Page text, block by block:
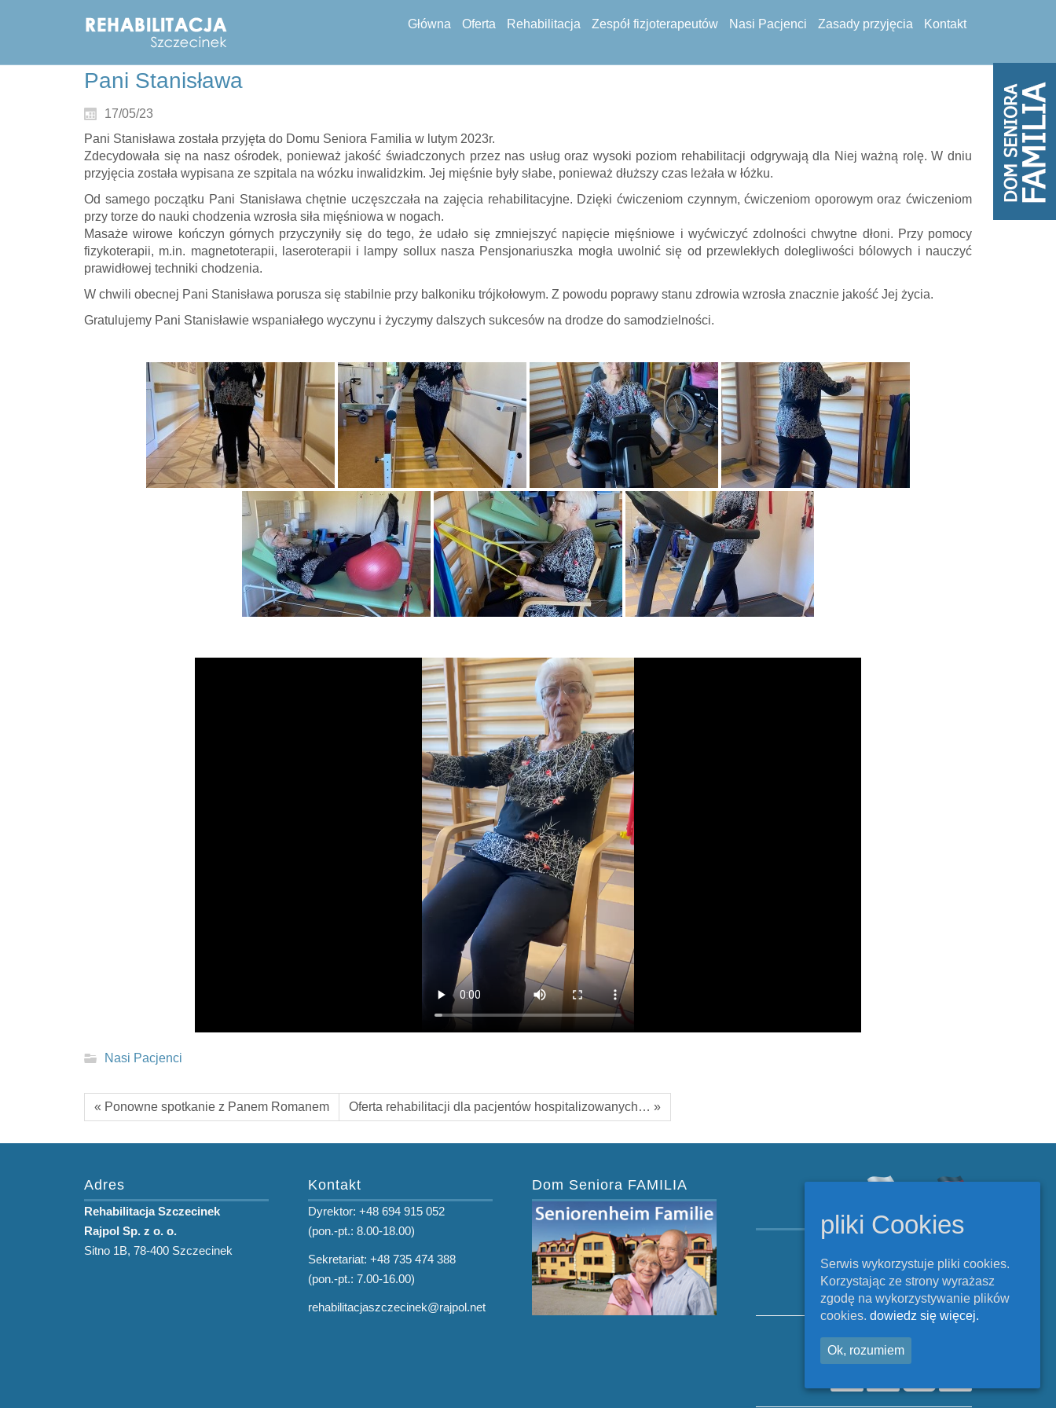
Główna Oferta Rehabilitacja Zespół fizjoterapeutów Nasi Pacjenci Zasady przyjęcia Kontakt
Pani Stanisława
17/05/23
Pani Stanisława została przyjęta do Domu Seniora Familia w lutym 2023r.
Zdecydowała się na nasz ośrodek, ponieważ jakość świadczonych przez nas usług oraz wysoki poziom rehabilitacji odgrywają dla Niej ważną rolę. W dniu
przyjęcia została wypisana ze szpitala na wózku inwalidzkim. Jej mięśnie były słabe, ponieważ dłuższy czas leżała w łóżku.
Od samego początku Pani Stanisława chętnie uczęszczała na zajęcia rehabilitacyjne. Dzięki ćwiczeniom czynnym, ćwiczeniom oporowym oraz ćwiczeniom
przy torze do nauki chodzenia wzrosła siła mięśniowa w nogach.
Masaże wirowe kończyn górnych przyczyniły się do tego, że udało się zmniejszyć napięcie mięśniowe i wyćwiczyć zdolności chwytne dłoni. Przy pomocy
fizykoterapii, m.in. magnetoterapii, laseroterapii i lampy sollux nasza Pensjonariuszka mogła uwolnić się od przewlekłych dolegliwości bólowych i nauczyć
prawidłowej techniki chodzenia.
W chwili obecnej Pani Stanisława porusza się stabilnie przy balkoniku trójkołowym. Z powodu poprawy stanu zdrowia wzrosła znacznie jakość Jej życia.
Gratulujemy Pani Stanisławie wspaniałego wyczynu i życzymy dalszych sukcesów na drodze do samodzielności.
Nasi Pacjenci
« Ponowne spotkanie z Panem Romanem Oferta rehabilitacji dla pacjentów hospitalizowanych… »
Adres
Rehabilitacja Szczecinek
Rajpol Sp. z o. o.
Sitno 1B, 78-400 Szczecinek
Kontakt
Dyrektor: +48 694 915 052
(pon.-pt.: 8.00-18.00)
Sekretariat: +48 735 474 388
(pon.-pt.: 7.00-16.00)
rehabilitacjaszczecinek@rajpol.net
Dom Seniora FAMILIA
Szczecinek 2026.
All Rights Reserved.
pliki Cookies
Serwis wykorzystuje pliki cookies.
Korzystając ze strony wyrażasz
zgodę na wykorzystywanie plików
cookies. dowiedz się więcej.
Ok, rozumiem